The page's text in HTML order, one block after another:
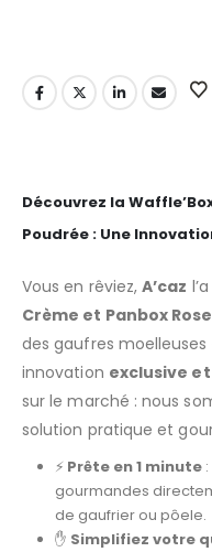
Découvrez la
Poudrée : Une
Vous en rêviez,A’caz
Crème et Panbox
des gaufres
innovation exclusive
sur le marché : nous
solution pratique et
⚡ Prête en 1 minute:
gourmandes
de gaufrier ou pôele.
✋ Simplifiez votre